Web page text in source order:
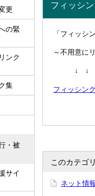
更
の緊
ンク
集
・被
サイ
フィッシ
「フィッシ
～不用意に
↓ ↓
フィッシン
このカテゴ
ネット情